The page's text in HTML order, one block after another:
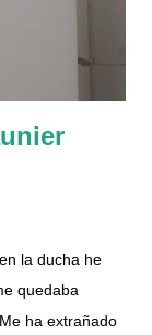
la ducha he
quedaba
ha extrañado